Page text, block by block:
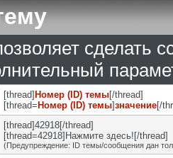
сделать
[thread] Номер (ID) темы[/thread]
[thread= Номер (ID) темы]значение[/
[thread]42918[/thread]
[thread=42918]Нажмите здесь![/thread]
(Предупреждение: ID темы/сообщения дан